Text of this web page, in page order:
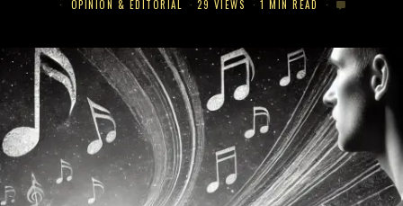
OPINIÓN & EDITORIAL
29 VIEWS 1 MIN READ